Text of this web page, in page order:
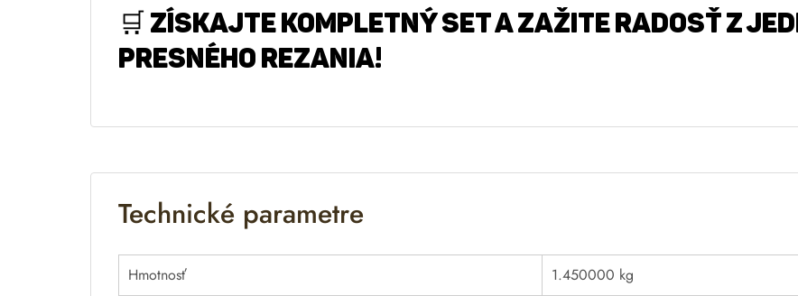
🛒 ZÍSKAJTE KOMPLETNÝ SET A ZAŽITE RADOSŤ Z
PRESNÉHO REZANIA!
Technické parametre
Hmotnosť 1.450000 kg